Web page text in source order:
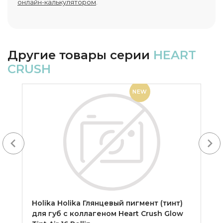
онлайн-калькулятором
Другие товары серии HEART
CRUSH
Holika Holika Глянцевый пигмент (тинт)
для губ с коллагеном Heart Crush Glow
NEW